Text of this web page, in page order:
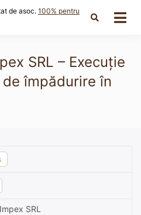
de asoc. 100% pentru
SRL – Execuție
împădurire în
SRL